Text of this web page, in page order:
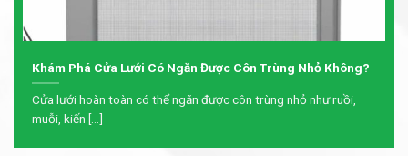
Khám Phá Cửa Lưới Có Ngăn Được Côn Trùng Nhỏ Không?
Cửa lưới hoàn toàn có thể ngăn được côn trùng nhỏ như ruồi,
muỗi, kiến [...]